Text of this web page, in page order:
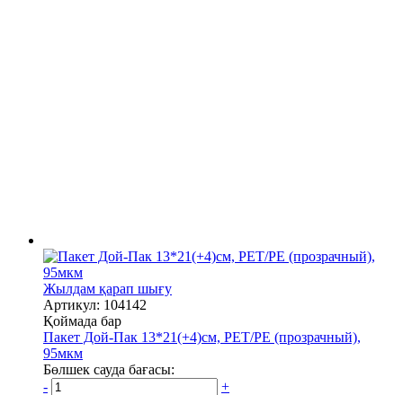
Жылдам қарап шығу
Артикул: 104142
Қоймада бар
Пакет Дой-Пак 13*21(+4)см, PET/PE (прозрачный),
95мкм
Бөлшек сауда бағасы:
-
+